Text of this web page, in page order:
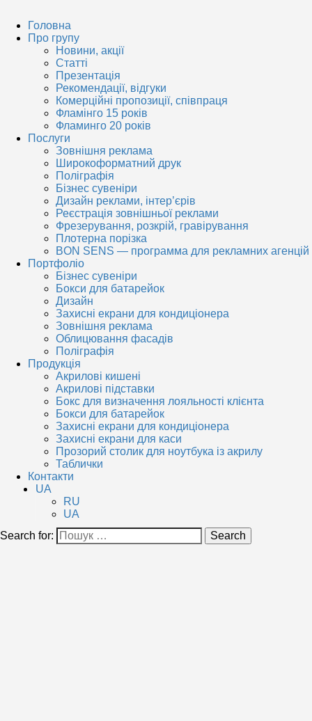
Головна
Про групу
Новини, акції
Статті
Презентація
Рекомендації, відгуки
Комерційні пропозиції, співпраця
Фламінго 15 років
Фламинго 20 років
Послуги
Зовнішня реклама
Широкоформатний друк
Поліграфія
Бізнес сувеніри
Дизайн реклами, інтер’єрів
Реєстрація зовнішньої реклами
Фрезерування, розкрій, гравірування
Плотерна порізка
BON SENS — программа для рекламних агенцій
Портфоліо
Бізнес сувеніри
Бокси для батарейок
Дизайн
Захисні екрани для кондиціонера
Зовнішня реклама
Облицювання фасадів
Поліграфія
Продукція
Акрилові кишені
Акрилові підставки
Бокс для визначення лояльності клієнта
Бокси для батарейок
Захисні екрани для кондиціонера
Захисні екрани для каси
Прозорий столик для ноутбука із акрилу
Таблички
Контакти
UA
RU
UA
Search for:
Search